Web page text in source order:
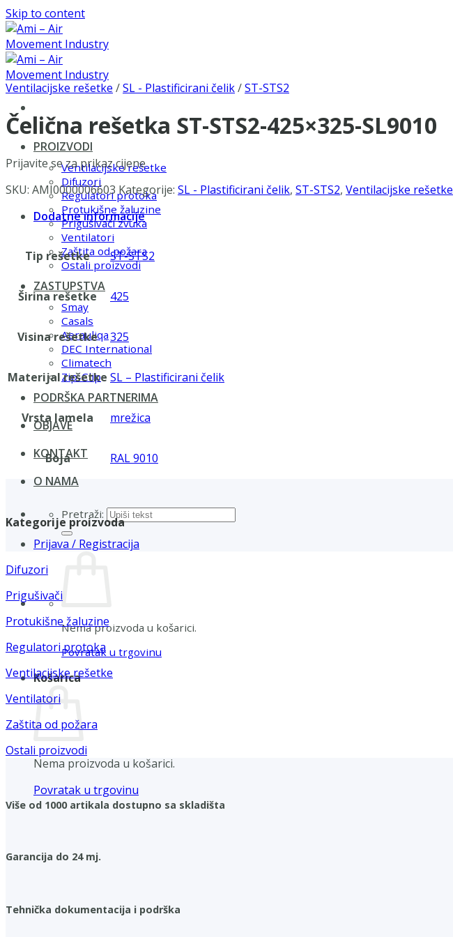
Skip to content
PROIZVODI
Ventilacijske rešetke
Difuzori
Regulatori protoka
Protukišne žaluzine
Prigušivači zvuka
Ventilatori
Zaštita od požara
Ostali proizvodi
ZASTUPSTVA
Smay
Casals
Aerauliqa
DEC International
Climatech
Zip-Clip
PODRŠKA PARTNERIMA
OBJAVE
KONTAKT
O NAMA
Pretraži:
Prijava / Registracija
Nema proizvoda u košarici.
Povratak u trgovinu
Košarica
Nema proizvoda u košarici.
Povratak u trgovinu
Ventilacijske rešetke /SL - Plastificirani čelik/ST-STS2
Čelična rešetka ST-STS2-425×325-SL9010
Prijavite se za prikaz cijene
SKU: AMI0000006603 Kategorije: SL - Plastificirani čelik, ST-STS2, Ventilacijske rešetke
Dodatne informacije
Tip rešetke ST-STS2
Širina rešetke 425
Visina rešetke 325
Materijal rešetke SL – Plastificirani čelik
Vrsta lamela mrežica
Boja RAL 9010
Kategorije proizvoda
Difuzori
Prigušivači
Protukišne žaluzine
Regulatori protoka
Ventilacijske rešetke
Ventilatori
Zaštita od požara
Ostali proizvodi
Više od 1000 artikala dostupno sa skladišta
Garancija do 24 mj.
Tehnička dokumentacija i podrška